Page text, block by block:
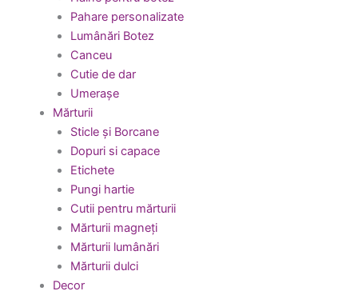
Pahare personalizate
Lumânări Botez
Canceu
Cutie de dar
Umerașe
Mărturii
Sticle și Borcane
Dopuri si capace
Etichete
Pungi hartie
Cutii pentru mărturii
Mărturii magneți
Mărturii lumânări
Mărturii dulci
Decor